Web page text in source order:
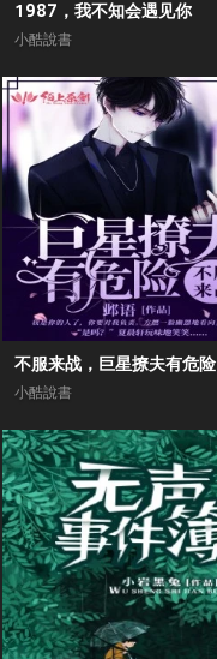
1987，我不知会遇见你
小酷說書
不服来战，巨星撩夫有危险
小酷說書